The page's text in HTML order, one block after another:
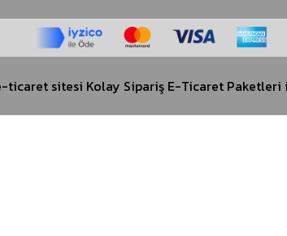
ticaret sitesi Kolay Sipariş E-Ticaret Paketleri